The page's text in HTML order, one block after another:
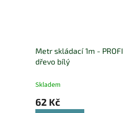
Metr skládací 1m - PROFI
dřevo bílý
Skladem
62 Kč